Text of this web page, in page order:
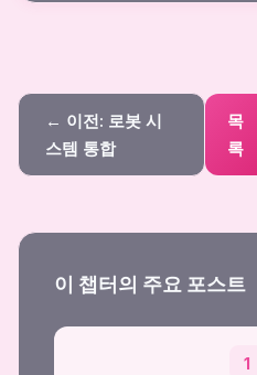
← 이전: 로봇 시
스템 통합
목
록
이 챕터의 주요 포스트
1